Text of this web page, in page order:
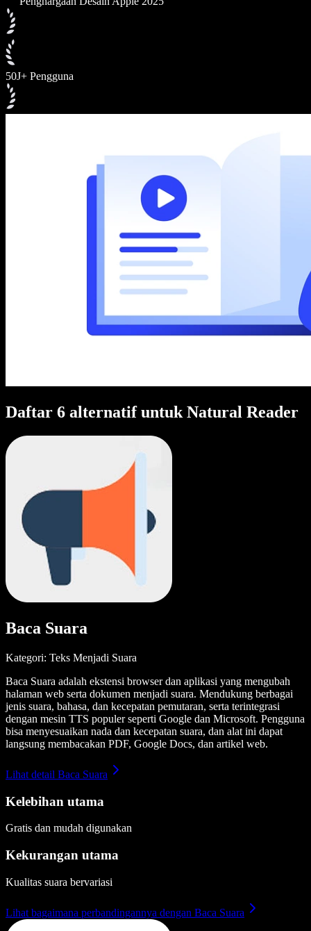
50J+ Pengguna
Daftar 6 alternatif untuk Natural Reader
Baca Suara
Kategori: Teks Menjadi Suara
Baca Suara adalah ekstensi browser dan aplikasi yang mengubah
halaman web serta dokumen menjadi suara. Mendukung berbagai
jenis suara, bahasa, dan kecepatan pemutaran, serta terintegrasi
dengan mesin TTS populer seperti Google dan Microsoft. Pengguna
bisa menyesuaikan nada dan kecepatan suara, dan alat ini dapat
langsung membacakan PDF, Google Docs, dan artikel web.
Lihat detail Baca Suara
Kelebihan utama
Gratis dan mudah digunakan
Kekurangan utama
Kualitas suara bervariasi
Lihat bagaimana perbandingannya dengan Baca Suara